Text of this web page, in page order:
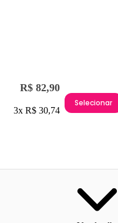
R$ 82,90
3x R$ 30,74
Selecionar